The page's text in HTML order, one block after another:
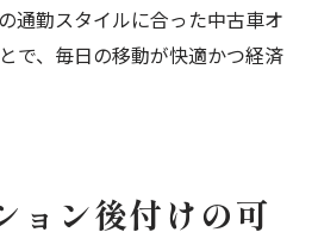
通勤スタイルに合った中古車オ
で、毎日の移動が快適かつ経済
ョン後付けの可